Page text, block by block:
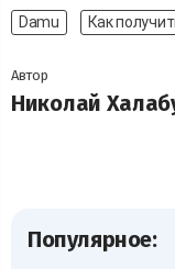
Damu Как
Автор
Николай
Популярное: